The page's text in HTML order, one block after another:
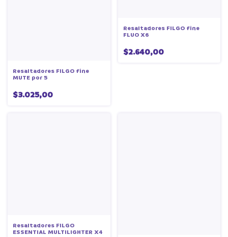
Resaltadores FILGO fine
MUTE por 5
$3.025,00
Resaltadores FILGO fine
FLUO X6
$2.640,00
Resaltadores FILGO
ESSENTIAL MULTILIGHTER X4